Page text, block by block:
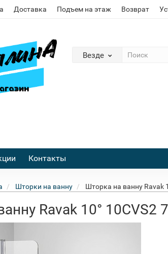
Доставка Подъем на этаж Возврат
Везде
Контакты
Шторки на ванну Шторка на ванну Ravak
Ravak 10° 10CVS2